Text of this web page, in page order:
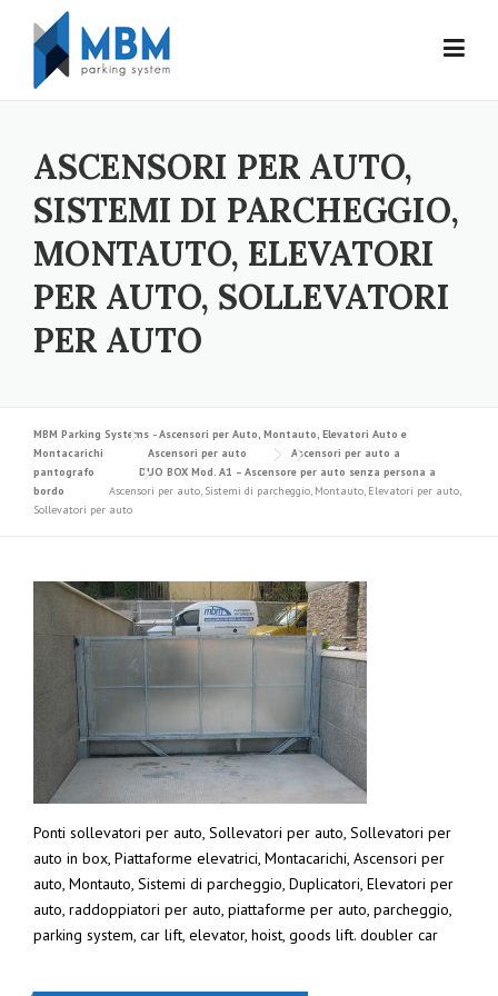
Skip to content
ASCENSORI PER AUTO,
SISTEMI DI PARCHEGGIO,
MONTAUTO, ELEVATORI
PER AUTO, SOLLEVATORI
PER AUTO
MBM Parking Systems - Ascensori per Auto, Montauto, Elevatori Auto e
Montacarichi
Ascensori per auto
Ascensori per auto a
pantografo
DUO BOX Mod. A1 – Ascensore per auto senza persona a
bordo
Ascensori per auto, Sistemi di parcheggio, Montauto, Elevatori per auto,
Sollevatori per auto
Ponti sollevatori per auto, Sollevatori per auto, Sollevatori per
auto in box, Piattaforme elevatrici, Montacarichi, Ascensori per
auto, Montauto, Sistemi di parcheggio, Duplicatori, Elevatori per
auto, raddoppiatori per auto, piattaforme per auto, parcheggio,
parking system, car lift, elevator, hoist, goods lift. doubler car